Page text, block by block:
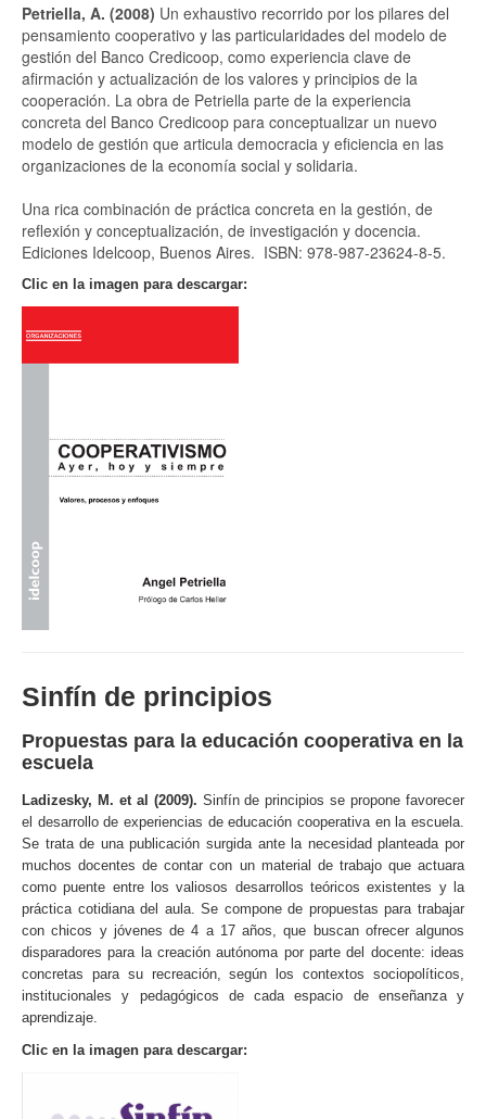
Petriella, A. (2008) Un exhaustivo recorrido por los pilares del
pensamiento cooperativo y las particularidades del modelo de
gestión del Banco Credicoop, como experiencia clave de
afirmación y actualización de los valores y principios de la
cooperación. La obra de Petriella parte de la experiencia
concreta del Banco Credicoop para conceptualizar un nuevo
modelo de gestión que articula democracia y eficiencia en las
organizaciones de la economía social y solidaria.
Una rica combinación de práctica concreta en la gestión, de
reflexión y conceptualización, de investigación y docencia.
Ediciones Idelcoop, Buenos Aires. ISBN: 978-987-23624-8-5.
Clic en la imagen para descargar:
Sinfín de principios
Propuestas para la educación cooperativa en la
escuela
Ladizesky, M. et al (2009). Sinfín de principios se propone favorecer
el desarrollo de experiencias de educación cooperativa en la escuela.
Se trata de una publicación surgida ante la necesidad planteada por
muchos docentes de contar con un material de trabajo que actuara
como puente entre los valiosos desarrollos teóricos existentes y la
práctica cotidiana del aula. Se compone de propuestas para trabajar
con chicos y jóvenes de 4 a 17 años, que buscan ofrecer algunos
disparadores para la creación autónoma por parte del docente: ideas
concretas para su recreación, según los contextos sociopolíticos,
institucionales y pedagógicos de cada espacio de enseñanza y
aprendizaje.
Clic en la imagen para descargar: